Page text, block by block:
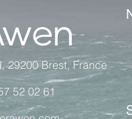
et disponible ce
29200 Brest, France
52 02 61